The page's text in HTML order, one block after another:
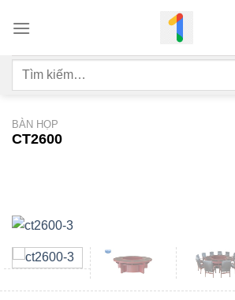
qua
dung
Tìm
BÀN HỌP
CT2600